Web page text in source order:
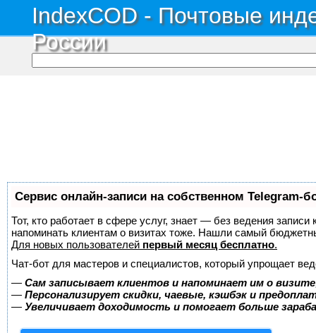
IndexCOD - Почтовые
России
Сервис онлайн-записи на собственном Telegram-
Тот, кто работает в сфере услуг, знает — без ведения
напоминать клиентам о визитах тоже. Нашли самый
Для новых пользователей первый месяц бесплатно.
Чат-бот для мастеров и специалистов, который упрощает
— Сам записывает клиентов и напоминает им о
— Персонализирует скидки, чаевые, кэшбэк и
— Увеличивает доходимость и помогает больше